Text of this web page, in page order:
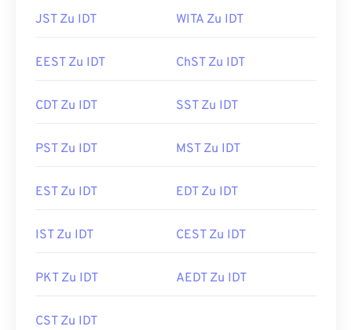
JST Zu IDT WITA Zu IDT
EEST Zu IDT ChST Zu IDT
CDT Zu IDT SST Zu IDT
PST Zu IDT MST Zu IDT
EST Zu IDT EDT Zu IDT
IST Zu IDT CEST Zu IDT
PKT Zu IDT AEDT Zu IDT
CST Zu IDT